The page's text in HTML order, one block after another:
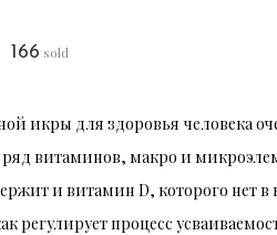
166 sold
икры для здоровья человека
витаминов, макро и
и витамин D, которого нет
регулирует процесс